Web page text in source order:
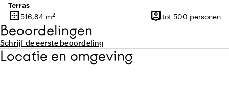
Terras
border_outer
Oppervlakte
516,84 m2 person_pin
Capaciteit
tot 500 personen
Beoordelingen
Schrijf de eerste beoordeling
Locatie en omgeving